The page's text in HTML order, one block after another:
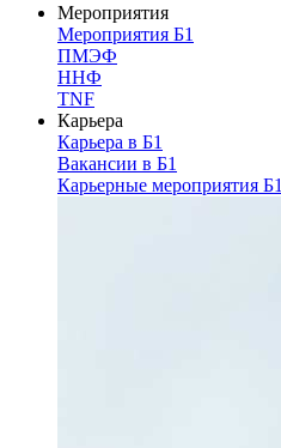
Мероприятия
Мероприятия Б1
ПМЭФ
ННФ
TNF
Карьера
Карьера в Б1
Вакансии в Б1
Карьерные мероприятия Б1